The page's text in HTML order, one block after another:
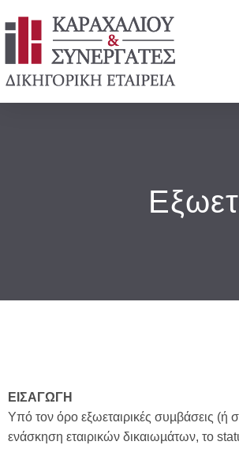
ΕΙΣΑΓΩΓΗ
Υπό τον όρο εξωεταιρικές συµβάσεις (ή
ενάσκηση εταιρικών δικαιωµάτων, το